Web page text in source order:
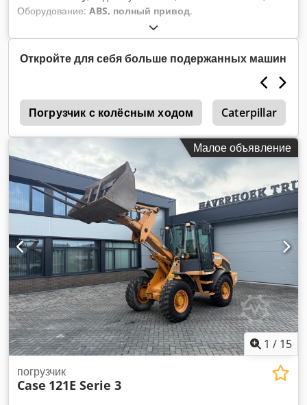
Оборудование: ABS, полный привод,
Откройте для себя больше подержанных машин
Погрузчик с колёсным ходом Caterpillar
Малое объявление
1 / 15
погрузчик
Case 121E Serie 3